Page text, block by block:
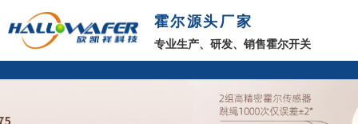
霍尔源头厂家
专业生产、研发、销售霍尔开关